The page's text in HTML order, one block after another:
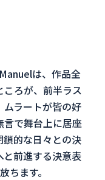
は、作品全
ろが、前半ラス
ムラートが皆の好
言で舞台上に居座
鎖的な日々との決
前進する決意表
ちます。